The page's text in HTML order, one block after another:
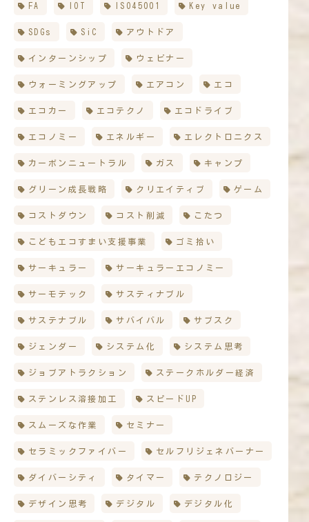
FA IOT ISO45001 Key value
SDGs SiC アウトドア
インターンシップ ウェビナー
ウォーミングアップ エアコン エコ
エコカー エコテクノ エコドライブ
エコノミー エネルギー エレクトロニクス
カーボンニュートラル ガス キャンプ
グリーン成長戦略 クリエイティブ ゲーム
コストダウン コスト削減 こたつ
こどもエコすまい支援事業 ゴミ拾い
サーキュラー サーキュラーエコノミー
サーモテック サスティナブル
サステナブル サバイバル サブスク
ジェンダー システム化 システム思考
ジョブアトラクション ステークホルダー経済
ステンレス溶接加工 スピードUP
スムーズな作業 セミナー
セラミックファイバー セルフリジェネバーナー
ダイバーシティ タイマー テクノロジー
デザイン思考 デジタル デジタル化